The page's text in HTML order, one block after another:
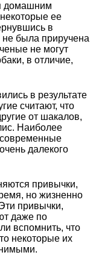
домашним
ее
в
была приручена
не могут
в отличие,
в результате
считают, что
от шакалов,
Наиболее
современные
далекого
привычки,
но жизненно
привычки,
даже по
вспомнить, что
некоторые их